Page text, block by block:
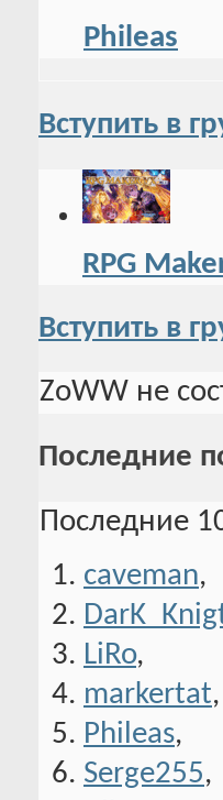
Phileas
Вступить в
RPG
Вступить в
ZoWW не
Последние
Последние
caveman,
LiRo,
markertat,
Phileas,
Serge255,